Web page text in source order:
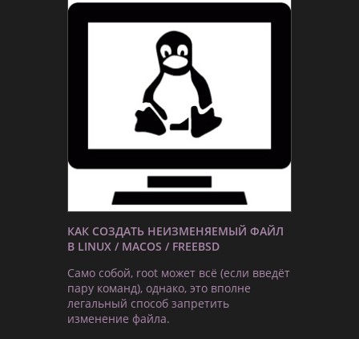
КАК СОЗДАТЬ НЕИЗМЕНЯЕМЫЙ ФАЙЛ
В LINUX / MACOS / FREEBSD
Само собой, root может всё (если введёт
пару команд), однако, это вполне
легальный способ запретить
изменение файла.